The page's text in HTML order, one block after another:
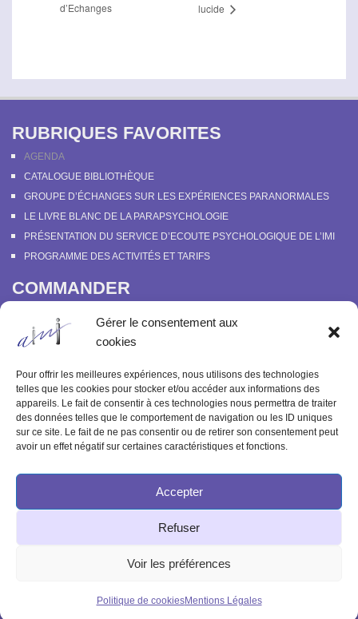
Gérer le consentement aux
cookies
Pour offrir les meilleures expériences, nous utilisons des technologies
telles que les cookies pour stocker et/ou accéder aux informations des
appareils. Le fait de consentir à ces technologies nous permettra de traiter
des données telles que le comportement de navigation ou les ID uniques
sur ce site. Le fait de ne pas consentir ou de retirer son consentement peut
avoir un effet négatif sur certaines caractéristiques et fonctions.
Accepter
Refuser
Voir les préférences
Politique de cookiesMentions Légales
d’Echanges
lucide
RUBRIQUES FAVORITES
AGENDA
CATALOGUE BIBLIOTHÈQUE
GROUPE D’ÉCHANGES SUR LES EXPÉRIENCES PARANORMALES
LE LIVRE BLANC DE LA PARAPSYCHOLOGIE
PRÉSENTATION DU SERVICE D’ECOUTE PSYCHOLOGIQUE DE L’IMI
PROGRAMME DES ACTIVITÉS ET TARIFS
COMMANDER
SOUTENIR L’INSTITUT MÉTAPSYCHIQUE
COMMANDER OU FEUILLETER “LE BULLETIN MÉTAPSYCHIQUE” ET
“MÉTAPSYCHIQUE”
ARCHIVES
ACTIVITÉS PASSÉES
© 2003-2025 INSTITUT MÉTAPSYCHIQUE
INTERNATIONAL
51 rue de l'Aqueduc 75010 Paris - Tél : 09 83 68 23 85